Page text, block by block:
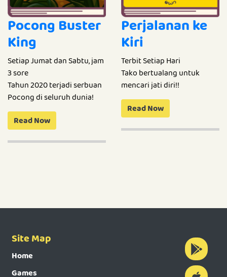
Pocong Buster
King
Setiap Jumat dan Sabtu, jam
3 sore
Tahun 2020 terjadi serbuan
Pocong di seluruh dunia!
Read Now
Perjalanan ke
Kiri
Terbit Setiap Hari
Tako bertualang untuk
mencari jati diri!!
Read Now
Site Map
Home
Games